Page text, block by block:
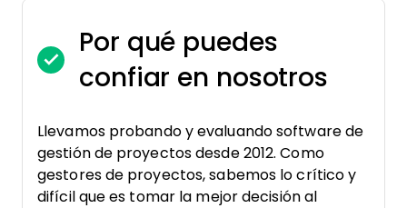
Por qué puedes
confiar en nosotros
Llevamos probando y evaluando software de
gestión de proyectos desde 2012. Como
gestores de proyectos, sabemos lo crítico y
difícil que es tomar la mejor decisión al